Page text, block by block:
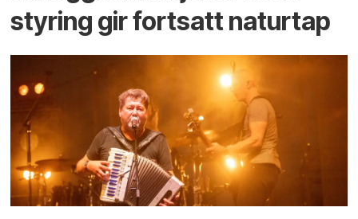
styring gir fortsatt naturtap